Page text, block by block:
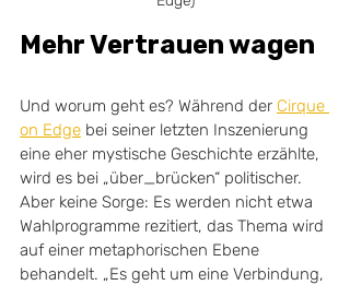
Mehr Vertrauen wagen
Und worum geht es? Während der Cirque
on Edge bei seiner letzten Inszenierung
eine eher mystische Geschichte erzählte,
wird es bei „über_brücken“ politischer.
Aber keine Sorge: Es werden nicht etwa
Wahlprogramme rezitiert, das Thema wird
auf einer metaphorischen Ebene
behandelt. „Es geht um eine Verbindung,